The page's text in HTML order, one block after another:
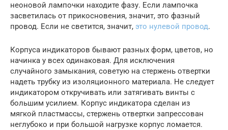
неоновой лампочки находите фазу. Если лампочка
засветилась от прикосновения, значит, это фазный
провод. Если не светится, значит, это нулевой провод.
Корпуса индикаторов бывают разных форм, цветов, но
начинка у всех одинаковая. Для исключения
случайного замыкания, советую на стержень отвертки
надеть трубку из изоляционного материала. Не следует
индикатором откручивать или затягивать винты с
большим усилием. Корпус индикатора сделан из
мягкой пластмассы, стержень отвертки запрессован
неглубоко и при большой нагрузке корпус ломается.